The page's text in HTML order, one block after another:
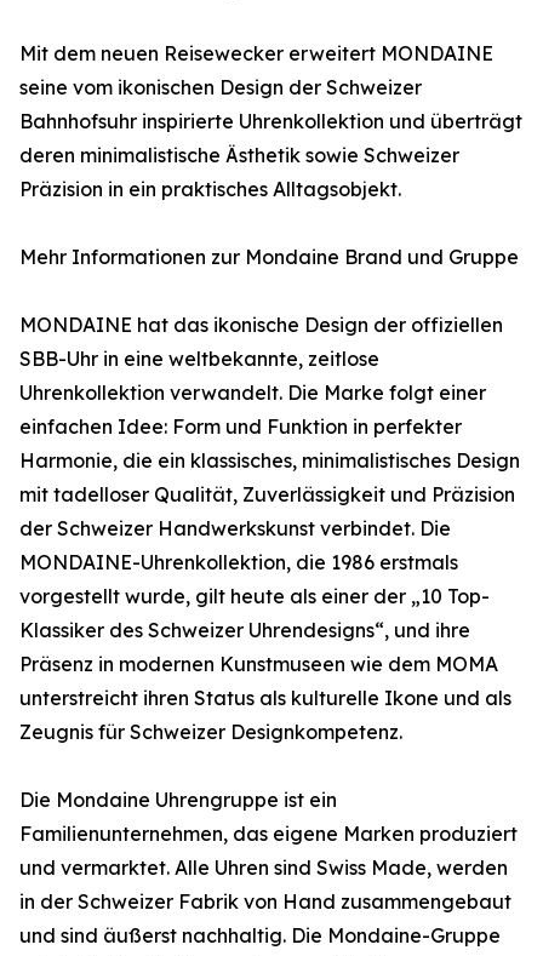
Mit dem neuen Reisewecker erweitert MONDAINE
seine vom ikonischen Design der Schweizer
Bahnhofsuhr inspirierte Uhrenkollektion und überträgt
deren minimalistische Ästhetik sowie Schweizer
Präzision in ein praktisches Alltagsobjekt.
Mehr Informationen zur Mondaine Brand und Gruppe
MONDAINE hat das ikonische Design der offiziellen
SBB-Uhr in eine weltbekannte, zeitlose
Uhrenkollektion verwandelt. Die Marke folgt einer
einfachen Idee: Form und Funktion in perfekter
Harmonie, die ein klassisches, minimalistisches Design
mit tadelloser Qualität, Zuverlässigkeit und Präzision
der Schweizer Handwerkskunst verbindet. Die
MONDAINE-Uhrenkollektion, die 1986 erstmals
vorgestellt wurde, gilt heute als einer der „10 Top-
Klassiker des Schweizer Uhrendesigns“, und ihre
Präsenz in modernen Kunstmuseen wie dem MOMA
unterstreicht ihren Status als kulturelle Ikone und als
Zeugnis für Schweizer Designkompetenz.
Die Mondaine Uhrengruppe ist ein
Familienunternehmen, das eigene Marken produziert
und vermarktet. Alle Uhren sind Swiss Made, werden
in der Schweizer Fabrik von Hand zusammengebaut
und sind äußerst nachhaltig. Die Mondaine-Gruppe